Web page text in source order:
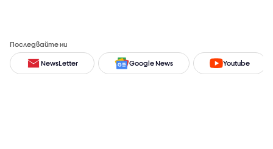
Последвайте ни
NewsLetter Google News Youtube